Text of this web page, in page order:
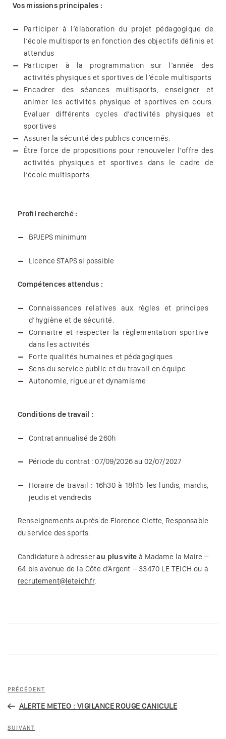
Vos missions principales :
Participer à l’élaboration du projet pédagogique de
l’école multisports en fonction des objectifs définis et
attendus
Participer à la programmation sur l’année des
activités physiques et sportives de l’école multisports
Encadrer des séances multisports, enseigner et
animer les activités physique et sportives en cours.
Evaluer différents cycles d’activités physiques et
sportives
Assurer la sécurité des publics concernés.
Être force de propositions pour renouveler l’offre des
activités physiques et sportives dans le cadre de
l’école multisports.
Profil recherché :
BPJEPS minimum
Licence STAPS si possible
Compétences attendus :
Connaissances relatives aux règles et principes
d’hygiène et de sécurité.
Connaitre et respecter la règlementation sportive
dans les activités
Forte qualités humaines et pédagogiques
Sens du service public et du travail en équipe
Autonomie, rigueur et dynamisme
Conditions de travail :
Contrat annualisé de 260h
Période du contrat : 07/09/2026 au 02/07/2027
Horaire de travail : 16h30 à 18h15 les lundis, mardis,
jeudis et vendredis
Renseignements auprès de Florence Clette, Responsable
du service des sports.
Candidature à adresserau plus vite à Madame la Maire –
64 bis avenue de la Côte d’Argent – 33470 LE TEICH ou à
recrutement@leteich.fr.
PRÉCÉDENT
ALERTE METEO : VIGILANCE ROUGE CANICULE
SUIVANT